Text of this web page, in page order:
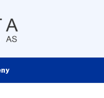
AS